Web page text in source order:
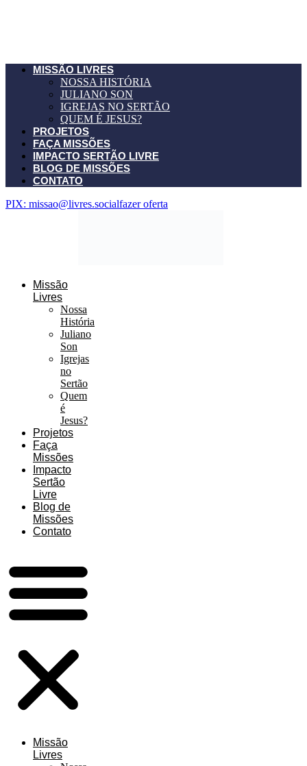
MISSÃO LIVRES
NOSSA HISTÓRIA
JULIANO SON
IGREJAS NO SERTÃO
QUEM É JESUS?
PROJETOS
FAÇA MISSÕES
IMPACTO SERTÃO LIVRE
BLOG DE MISSÕES
CONTATO
PIX: missao@livres.socialfazer oferta
Missão
Livres
Nossa
História
Juliano
Son
Igrejas
no
Sertão
Quem
é
Jesus?
Projetos
Faça
Missões
Impacto
Sertão
Livre
Blog de
Missões
Contato
Missão
Livres